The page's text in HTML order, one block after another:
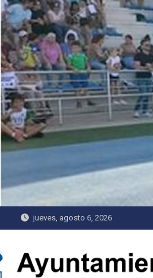
Saltar
al
contenido
jueves, agosto 6, 2026